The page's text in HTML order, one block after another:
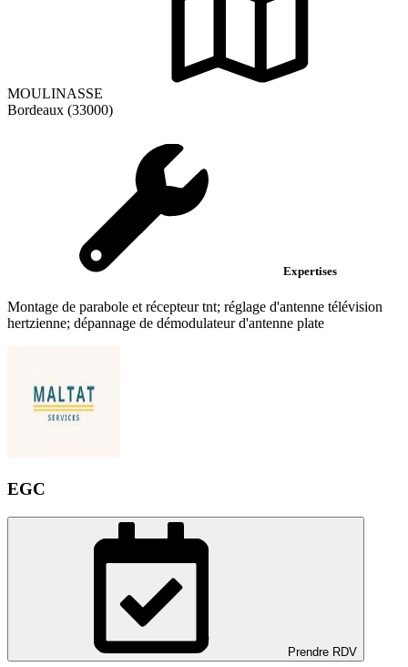
MOULINASSE
Bordeaux (33000)
Expertises
Montage de parabole et récepteur tnt; réglage d'antenne télévision
hertzienne; dépannage de démodulateur d'antenne plate
EGC
Prendre RDV